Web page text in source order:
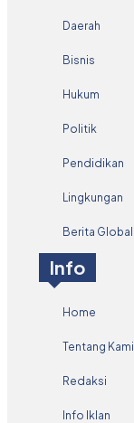
Daerah
Bisnis
Hukum
Politik
Pendidikan
Lingkungan
Berita Global
Info
Home
Tentang Kami
Redaksi
Info Iklan